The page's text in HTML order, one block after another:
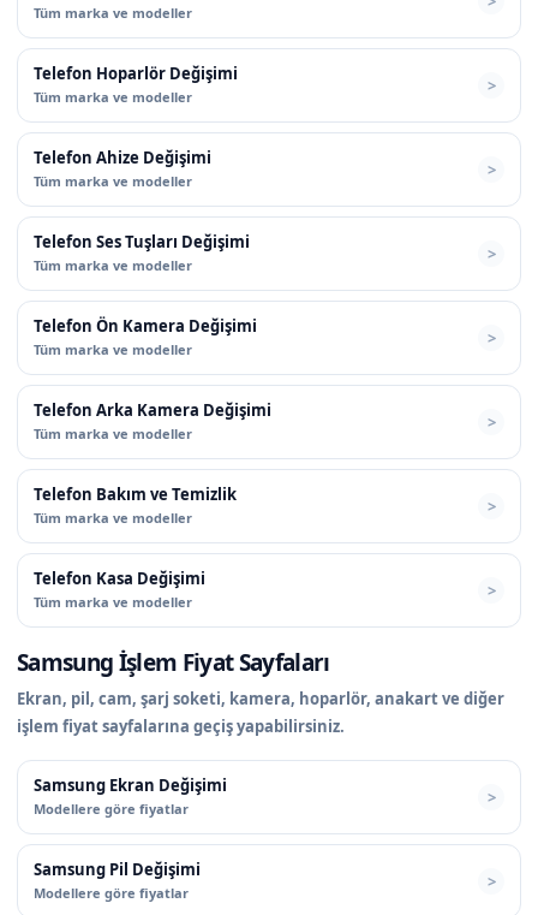
Tüm marka ve modeller
Telefon Hoparlör Değişimi
Tüm marka ve modeller
Telefon Ahize Değişimi
Tüm marka ve modeller
Telefon Ses Tuşları Değişimi
Tüm marka ve modeller
Telefon Ön Kamera Değişimi
Tüm marka ve modeller
Telefon Arka Kamera Değişimi
Tüm marka ve modeller
Telefon Bakım ve Temizlik
Tüm marka ve modeller
Telefon Kasa Değişimi
Tüm marka ve modeller
Samsung İşlem Fiyat Sayfaları
Ekran, pil, cam, şarj soketi, kamera, hoparlör, anakart ve diğer
işlem fiyat sayfalarına geçiş yapabilirsiniz.
Samsung Ekran Değişimi
Modellere göre fiyatlar
Samsung Pil Değişimi
Modellere göre fiyatlar